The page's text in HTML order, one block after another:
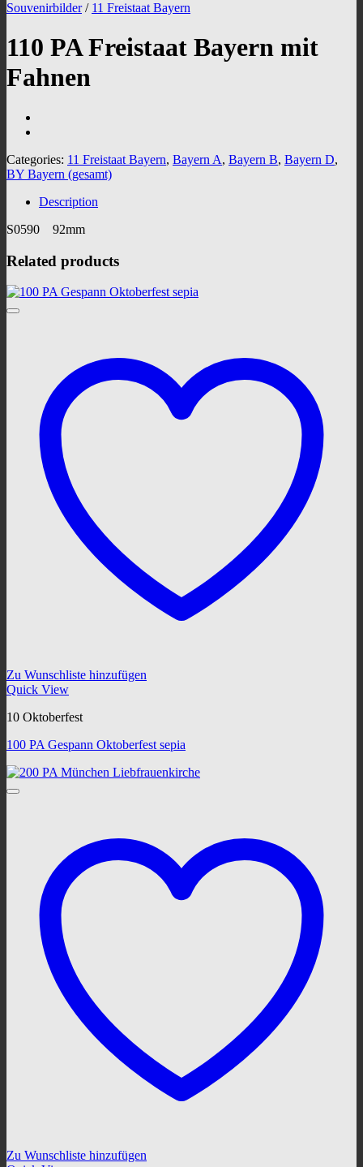
Souvenirbilder / 11 Freistaat Bayern
110 PA Freistaat Bayern mit
Fahnen
Categories: 11 Freistaat Bayern, Bayern A, Bayern B, Bayern D,
BY Bayern (gesamt)
Description
S0590 92mm
Related products
Zu Wunschliste hinzufügen
Quick View
10 Oktoberfest
100 PA Gespann Oktoberfest sepia
Zu Wunschliste hinzufügen